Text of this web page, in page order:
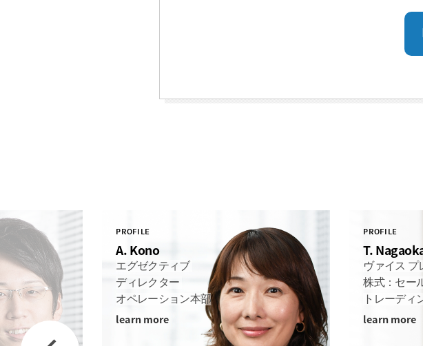
PROFILE
A. Kono
エグゼクティブ
ディレクター
オペレーション本部
learn more
PROFILE
T.
ヴァイス プ
株式：セー
トレーディ
learn more